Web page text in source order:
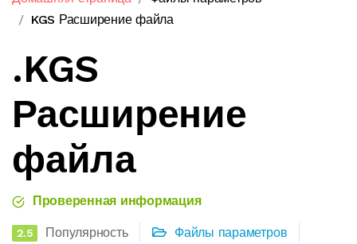
KGS Расширение файла
.KGS
Расширение
файла
Проверенная информация
2.5 Популярность Файлы параметров